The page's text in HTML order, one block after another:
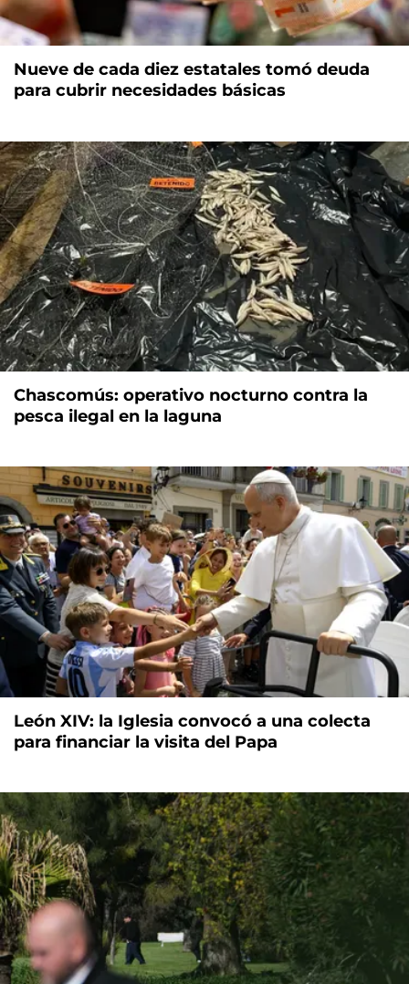
Nueve de cada diez estatales tomó deuda
para cubrir necesidades básicas
Chascomús: operativo nocturno contra la
pesca ilegal en la laguna
León XIV: la Iglesia convocó a una colecta
para financiar la visita del Papa